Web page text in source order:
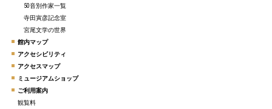
50音別作家一覧
寺田寅彦記念室
宮尾文学の世界
館内マップ
アクセシビリティ
アクセスマップ
ミュージアムショップ
ご利用案内
観覧料